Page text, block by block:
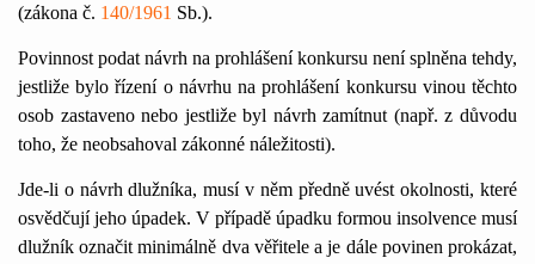
(zákona č. 140/1961 Sb.).
Povinnost podat návrh na prohlášení konkursu není splněna tehdy,
jestliže bylo řízení o návrhu na prohlášení konkursu vinou těchto
osob zastaveno nebo jestliže byl návrh zamítnut (např. z důvodu
toho, že neobsahoval zákonné náležitosti).
Jde-li o návrh dlužníka, musí v něm předně uvést okolnosti, které
osvědčují jeho úpadek. V případě úpadku formou insolvence musí
dlužník označit minimálně dva věřitele a je dále povinen prokázat,